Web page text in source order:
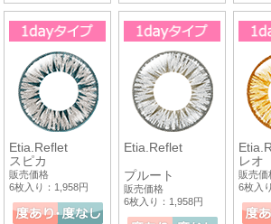
Etia.Reflet
スピカ
販売価格
6枚入り：1,958円
Etia.Reflet
プルート
販売価格
6枚入り：1,958円
レオ
販売価
6枚入